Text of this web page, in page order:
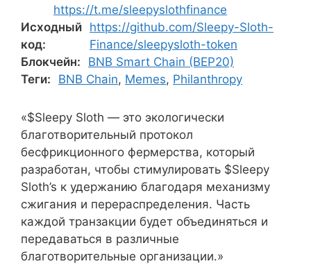
https://t.me/sleepyslothfinance
Исходный
код:
https://github.com/Sleepy-Sloth-
Finance/sleepysloth-token
Блокчейн:
BNB Smart Chain (BEP20)
Теги:
BNB Chain, Memes, Philanthropy
«$Sleepy Sloth — это экологически
благотворительный протокол
бесфрикционного фермерства, который
разработан, чтобы стимулировать $Sleepy
Sloth’s к удержанию благодаря механизму
сжигания и перераспределения. Часть
каждой транзакции будет объединяться и
передаваться в различные
благотворительные организации.»